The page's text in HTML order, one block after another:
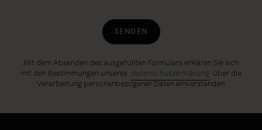
SENDEN
Mit dem Absenden des ausgefüllten Formulars erklären Sie sich
mit den Bestimmungen unseres datenschutzerklärung über die
Verarbeitung personenbezogener Daten einverstanden.